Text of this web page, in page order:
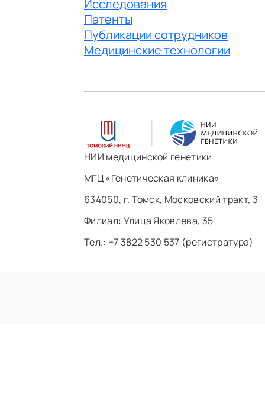
Исследования
Патенты
Публикации сотрудников
Медицинские технологии
НИИ медицинской генетики
МГЦ «Генетическая клиника»
634050, г. Томск, Московский тракт, 3
Филиал: ​Улица Яковлева, 35
Тел.: +7 3822 530 537 (регистратура)